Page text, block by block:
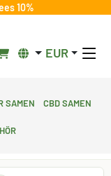
10%
EUR
CBD Samen